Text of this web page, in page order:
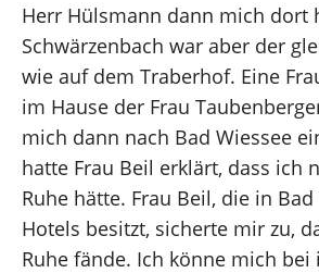
Herr Hülsmann dann mich dort
Schwärzenbach war aber der
wie auf dem Traberhof. Eine
im Hause der Frau
mich dann nach Bad Wiessee
hatte Frau Beil erklärt, dass ich
Ruhe hätte. Frau Beil, die in Bad
Hotels besitzt, sicherte mir zu,
Ruhe fände. Ich könne mich